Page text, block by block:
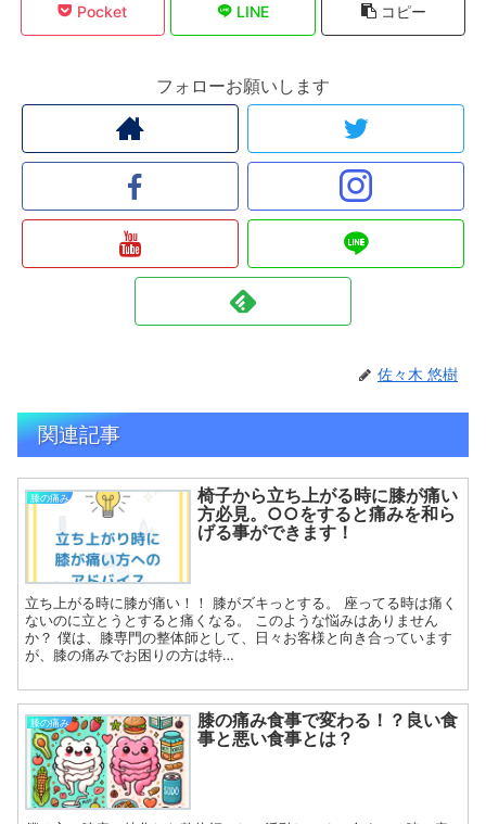
Pocket LINE コピー
フォローお願いします
佐々木 悠樹
関連記事
膝の痛み
椅子から立ち上がる時に膝が痛い
方必見。○○をすると痛みを和ら
げる事ができます！
立ち上がる時に膝が痛い！！ 膝がズキっとする。 座ってる時は痛く
ないのに立とうとすると痛くなる。 このような悩みはありません
か？ 僕は、膝専門の整体師として、日々お客様と向き合っています
が、膝の痛みでお困りの方は特…
膝の痛み
膝の痛み食事で変わる！？良い食
事と悪い食事とは？